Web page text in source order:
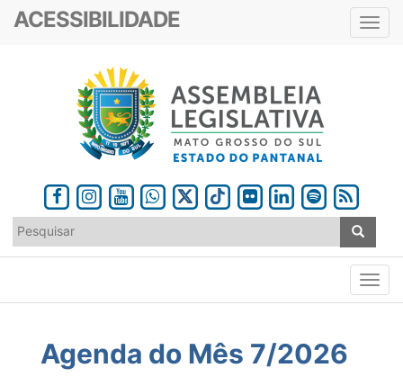
ACESSIBILIDADE
Agenda do Mês 7/2026